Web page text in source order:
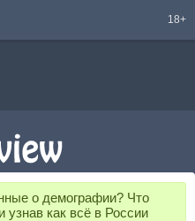
18+
о демографии? Что
как всë в России